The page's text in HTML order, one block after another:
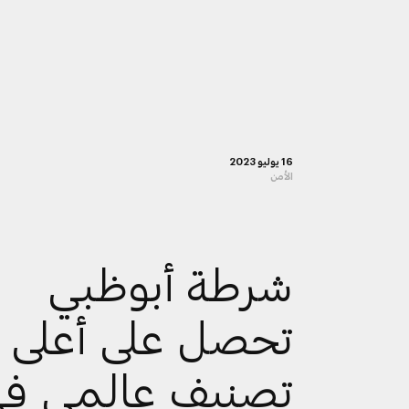
16 يوليو 2023
الأمن
شرطة أبوظبي
تحصل على أعلى
تصنيف عالمي